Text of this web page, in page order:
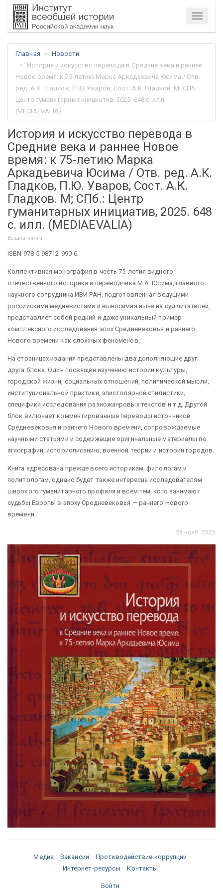
Меню
Главная
Новости
История и искусство перевода в Средние века и раннее
Новое время: к 75-летию Марка Аркадьевича Юсима / Отв.
ред. А.К. Гладков, П.Ю. Уваров, Сост. А.К. Гладков. М; СПб.:
Центр гуманитарных инициатив, 2025. 648 c. илл.
(MEDIAEVALIA)
История и искусство перевода в
Средние века и раннее Новое
время: к 75-летию Марка
Аркадьевича Юсима / Отв. ред. А.К.
Гладков, П.Ю. Уваров, Сост. А.К.
Гладков. М; СПб.: Центр
гуманитарных инициатив, 2025. 648
c. илл. (MEDIAEVALIA)
Вышла книга
ISBN 978-5-98712-990-6
Коллективная монография в честь 75-летия видного
отечественного историка и переводчика М.А. Юсима, главного
научного сотрудника ИВИ РАН, подготовленная ведущими
российскими медиевистами и выносимая ныне на суд читателей,
представляет собой редкий и даже уникальный пример
комплексного исследования эпох Средневековья и раннего
Нового времени как сложных феноменов.
На страницах издания представлены два дополняющие друг
друга блока. Один посвящен изучению истории культуры,
городской жизни, социальных отношений, политической мысли,
институциональной практики, эпистолярной стилистики,
специфики исследования разножанровых текстов и т.д. Другой
блок включает комментированные переводы источников
Средневековья и раннего Нового времени, сопровождаемые
научными статьями и содержащие оригинальные материалы по
агиографии, историописанию, военной теории и истории городов.
Книга адресована прежде всего историкам, филологам и
политологам, однако будет также интересна исследователям
широкого гуманитарного профиля и всем тем, кого занимают
судьбы Европы в эпоху Средневековья — раннего Нового
времени.
28 нояб. 2025
Медиа Вакансии
Противодействие коррупции
Интернет-ресурсы
Контакты
Войти